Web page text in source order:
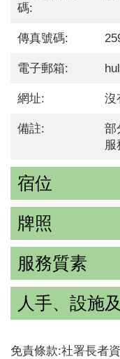
碼:
傳真號碼:
電子郵箱:
網址: 沒
備註:
部
服
宿位
牌照
服務質素
人手、設施
免責條款:社署長者